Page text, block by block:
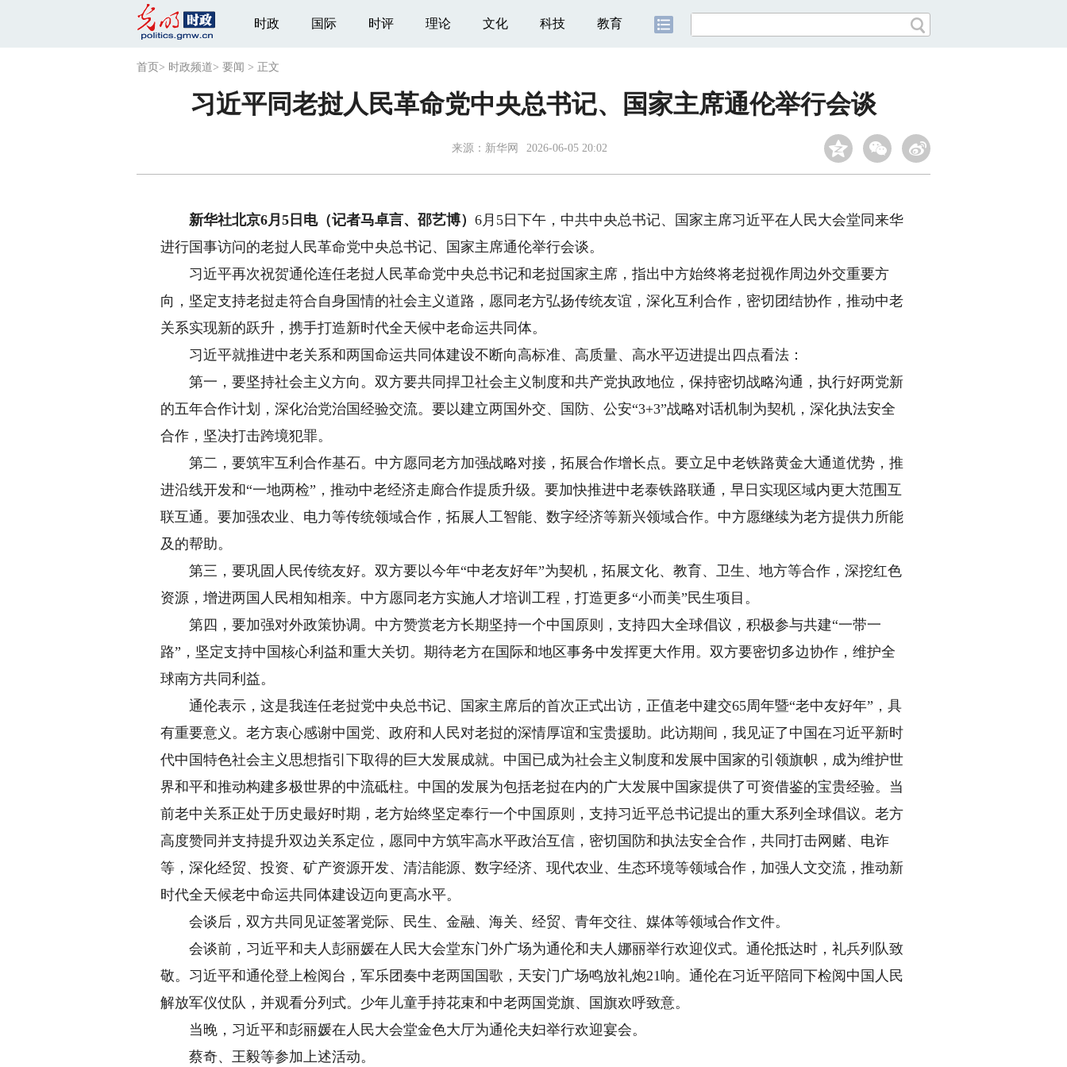
时政 国际 时评 理论 文化 科技 教育
首页 > 时政频道> 要闻 > 正文
习近平同老挝人民革命党中央总书记、国家主席通伦举行会谈
来源： 新华网 2026-06-05 20:02
新华社北京6月5日电（记者马卓言、邵艺博） 6月5日下午，中共中央总书记、国家主席习近平在人民大会堂同来华
进行国事访问的老挝人民革命党中央总书记、国家主席通伦举行会谈。
习近平再次祝贺通伦连任老挝人民革命党中央总书记和老挝国家主席，指出中方始终将老挝视作周边外交重要方
向，坚定支持老挝走符合自身国情的社会主义道路，愿同老方弘扬传统友谊，深化互利合作，密切团结协作，推动中老
关系实现新的跃升，携手打造新时代全天候中老命运共同体。
习近平就推进中老关系和两国命运共同体建设不断向高标准、高质量、高水平迈进提出四点看法：
第一，要坚持社会主义方向。双方要共同捍卫社会主义制度和共产党执政地位，保持密切战略沟通，执行好两党新
的五年合作计划，深化治党治国经验交流。要以建立两国外交、国防、公安“3+3”战略对话机制为契机，深化执法安全
合作，坚决打击跨境犯罪。
第二，要筑牢互利合作基石。中方愿同老方加强战略对接，拓展合作增长点。要立足中老铁路黄金大通道优势，推
进沿线开发和“一地两检”，推动中老经济走廊合作提质升级。要加快推进中老泰铁路联通，早日实现区域内更大范围互
联互通。要加强农业、电力等传统领域合作，拓展人工智能、数字经济等新兴领域合作。中方愿继续为老方提供力所能
及的帮助。
第三，要巩固人民传统友好。双方要以今年“中老友好年”为契机，拓展文化、教育、卫生、地方等合作，深挖红色
资源，增进两国人民相知相亲。中方愿同老方实施人才培训工程，打造更多“小而美”民生项目。
第四，要加强对外政策协调。中方赞赏老方长期坚持一个中国原则，支持四大全球倡议，积极参与共建“一带一
路”，坚定支持中国核心利益和重大关切。期待老方在国际和地区事务中发挥更大作用。双方要密切多边协作，维护全
球南方共同利益。
通伦表示，这是我连任老挝党中央总书记、国家主席后的首次正式出访，正值老中建交65周年暨“老中友好年”，具
有重要意义。老方衷心感谢中国党、政府和人民对老挝的深情厚谊和宝贵援助。此访期间，我见证了中国在习近平新时
代中国特色社会主义思想指引下取得的巨大发展成就。中国已成为社会主义制度和发展中国家的引领旗帜，成为维护世
界和平和推动构建多极世界的中流砥柱。中国的发展为包括老挝在内的广大发展中国家提供了可资借鉴的宝贵经验。当
前老中关系正处于历史最好时期，老方始终坚定奉行一个中国原则，支持习近平总书记提出的重大系列全球倡议。老方
高度赞同并支持提升双边关系定位，愿同中方筑牢高水平政治互信，密切国防和执法安全合作，共同打击网赌、电诈
等，深化经贸、投资、矿产资源开发、清洁能源、数字经济、现代农业、生态环境等领域合作，加强人文交流，推动新
时代全天候老中命运共同体建设迈向更高水平。
会谈后，双方共同见证签署党际、民生、金融、海关、经贸、青年交往、媒体等领域合作文件。
会谈前，习近平和夫人彭丽媛在人民大会堂东门外广场为通伦和夫人娜丽举行欢迎仪式。通伦抵达时，礼兵列队致
敬。习近平和通伦登上检阅台，军乐团奏中老两国国歌，天安门广场鸣放礼炮21响。通伦在习近平陪同下检阅中国人民
解放军仪仗队，并观看分列式。少年儿童手持花束和中老两国党旗、国旗欢呼致意。
当晚，习近平和彭丽媛在人民大会堂金色大厅为通伦夫妇举行欢迎宴会。
蔡奇、王毅等参加上述活动。